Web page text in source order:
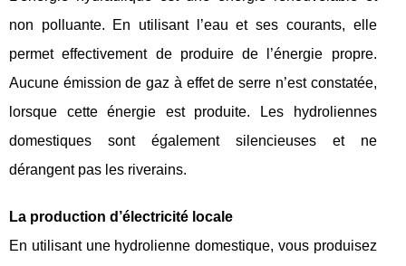
non polluante. En utilisant l’eau et ses courants, elle
permet effectivement de produire de l’énergie propre.
Aucune émission de gaz à effet de serre n’est constatée,
lorsque cette énergie est produite. Les hydroliennes
domestiques sont également silencieuses et ne
dérangent pas les riverains.
La production d’électricité locale
En utilisant une hydrolienne domestique, vous produisez